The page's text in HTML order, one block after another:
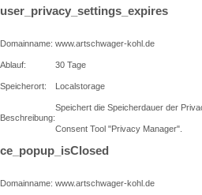
user_privacy_settings_expires
Domainname: www.artschwager-kohl.de
Ablauf: 30 Tage
Speicherort: Localstorage
Beschreibung:
Speichert die Speicherdauer der
Consent Tool "Privacy Manager".
ce_popup_isClosed
Domainname: www.artschwager-kohl.de